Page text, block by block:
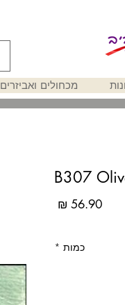
מכחולים ואביזרים
B307
כמות *